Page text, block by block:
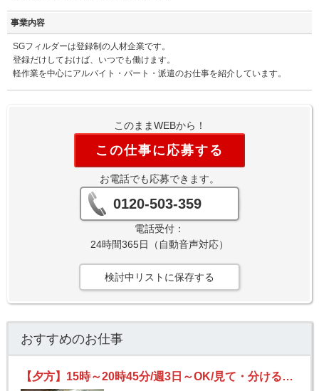
事業内容
SGフィルダーは登録制の人材企業です。
登録だけしておけば、いつでも働けます。
軽作業を中心にアルバイト・パート・派遣のお仕事を紹介しています。
このままWEBから！
この仕事に応募する
お電話でも応募できます。
0120-503-359
電話受付：
24時間365日（自動音声対応）
検討中リストに保存する
おすすめのお仕事
【夕方】15時～20時45分/週3日～OK/見て・分けるシンプル作業/宅配便の仕分け